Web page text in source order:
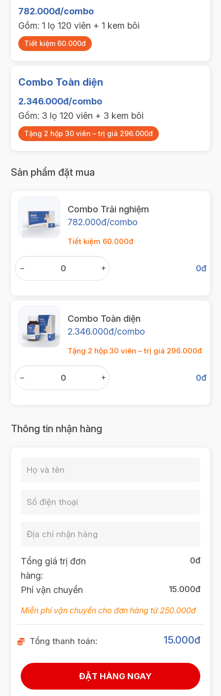
782.000đ/combo
Gồm: 1 lọ 120 viên + 1 kem bôi
Tiết kiệm 60.000đ
Combo Toàn diện
2.346.000đ/combo
Gồm: 3 lọ 120 viên + 3 kem bôi
Tặng 2 hộp 30 viên – trị giá 296.000đ
Sản phẩm đặt mua
Combo Trải nghiệm
782.000đ/combo
Tiết kiệm 60.000đ
+
− 0đ
Combo Toàn diện
2.346.000đ/combo
Tặng 2 hộp 30 viên – trị giá 296.000đ
+
− 0đ
Thông tin nhận hàng
Tổng giá trị đơn
hàng:
0đ
Phí vận chuyển 15.000đ
Miễn phí vận chuyển cho đơn hàng từ 250.000đ
Tổng thanh toán: 15.000đ